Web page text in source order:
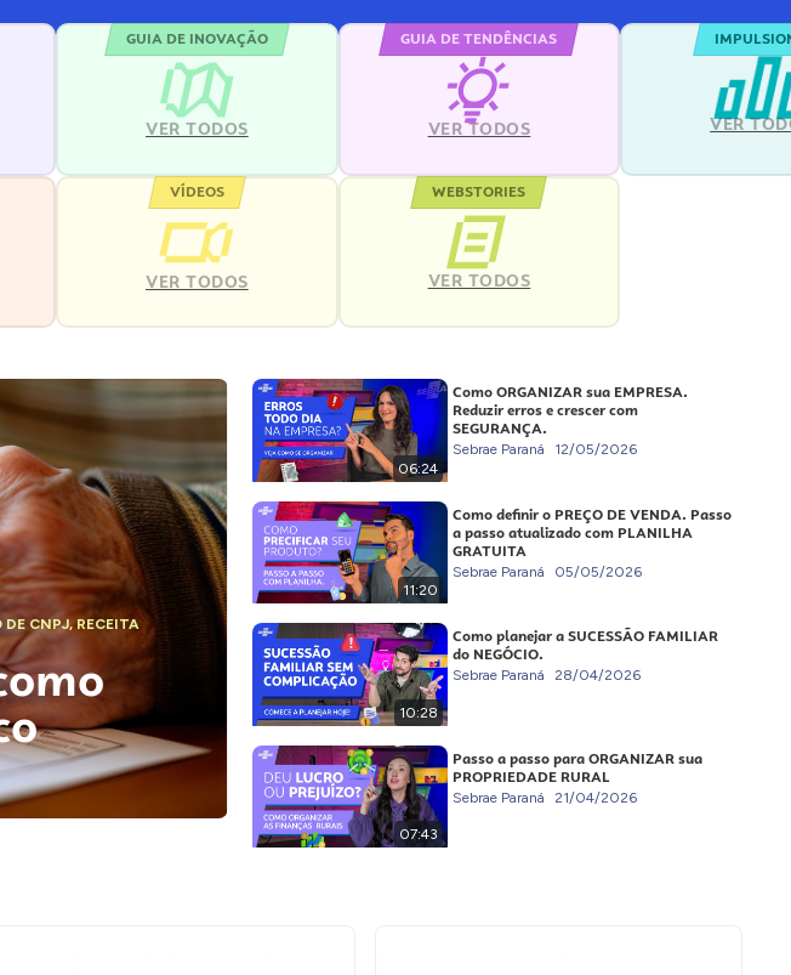
GUIA DE INOVAÇÃO
VER TODOS
GUIA DE TENDÊNCIAS
VER TODOS VER
VÍDEOS
VER TODOS
WEBSTORIES
VER TODOS
DE CNPJ,RECEITA
06:24
Como ORGANIZAR sua EMPRESA.
Reduzir erros e crescer com
SEGURANÇA.
Sebrae Paraná 12/05/2026
11:20
Como definir o PREÇO DE VENDA. Passo
a passo atualizado com PLANILHA
GRATUITA
Sebrae Paraná 05/05/2026
10:28
Como planejar a SUCESSÃO FAMILIAR
do NEGÓCIO.
Sebrae Paraná 28/04/2026
07:43
Passo a passo para ORGANIZAR sua
PROPRIEDADE RURAL
Sebrae Paraná 21/04/2026